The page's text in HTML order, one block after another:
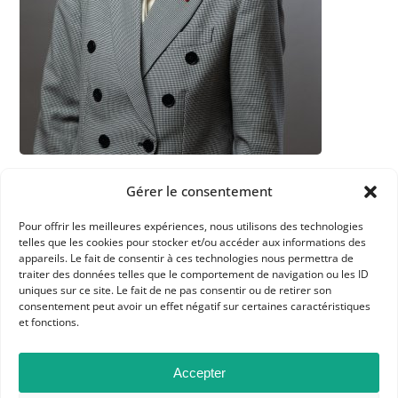
Gérer le consentement
Pour offrir les meilleures expériences, nous utilisons des technologies
telles que les cookies pour stocker et/ou accéder aux informations des
appareils. Le fait de consentir à ces technologies nous permettra de
traiter des données telles que le comportement de navigation ou les ID
uniques sur ce site. Le fait de ne pas consentir ou de retirer son
consentement peut avoir un effet négatif sur certaines caractéristiques
et fonctions.
Accepter
Dans les catégories
ACTUALITÉS
L'APHG EN ACTION S'INFORMER ET ÉCHANGER